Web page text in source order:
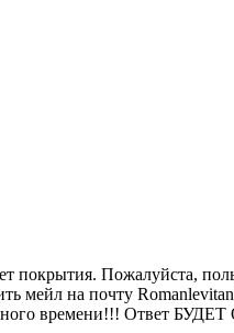
покрытия. Пожалуйста,
мейл на почту
немного времени!!!